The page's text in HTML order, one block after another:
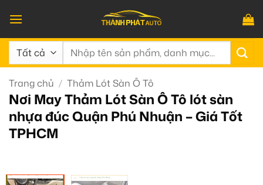
qua
nội
dung
Tìm
Trang chủ / Thảm Lót Sàn Ô Tô
Nơi May Thảm Lót Sàn Ô Tô lót sàn
nhựa đúc Quận Phú Nhuận – Giá Tốt
TPHCM